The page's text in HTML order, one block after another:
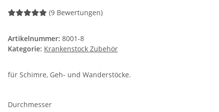
(9 Bewertungen)
Artikelnummer: 8001-8
Kategorie: Krankenstock Zubehör
für Schimre, Geh- und Wanderstöcke.
Durchmesser